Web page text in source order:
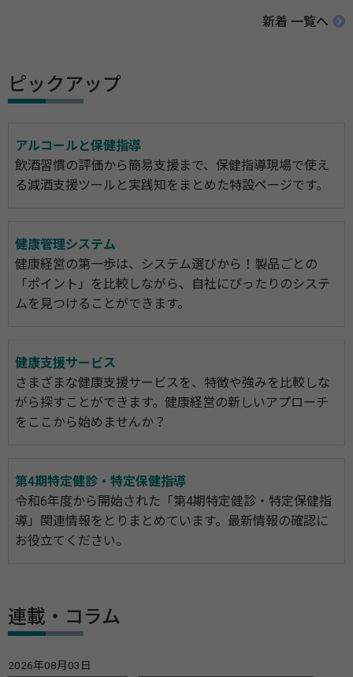
新着 一覧へ
ピックアップ
アルコールと保健指導
飲酒習慣の評価から簡易支援まで、保健指導現場で使え
る減酒支援ツールと実践知をまとめた特設ページです。
健康管理システム
健康経営の第一歩は、システム選びから！製品ごとの
「ポイント」を比較しながら、自社にぴったりのシステ
ムを見つけることができます。
健康支援サービス
さまざまな健康支援サービスを、特徴や強みを比較しな
がら探すことができます。健康経営の新しいアプローチ
をここから始めませんか？
第4期特定健診・特定保健指導
令和6年度から開始された「第4期特定健診・特定保健指
導」関連情報をとりまとめています。最新情報の確認に
お役立てください。
連載・コラム
2026年08月03日